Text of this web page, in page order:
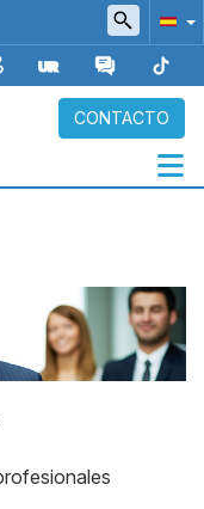
CONTACTO